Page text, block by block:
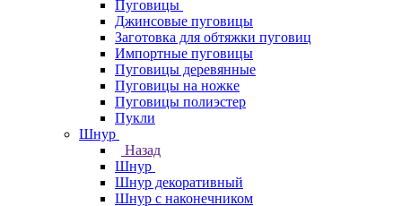
Пуговицы
Джинсовые пуговицы
Заготовка для обтяжки пуговиц
Импортные пуговицы
Пуговицы деревянные
Пуговицы на ножке
Пуговицы полиэстер
Пукли
Шнур
Назад
Шнур
Шнур декоративный
Шнур с наконечником